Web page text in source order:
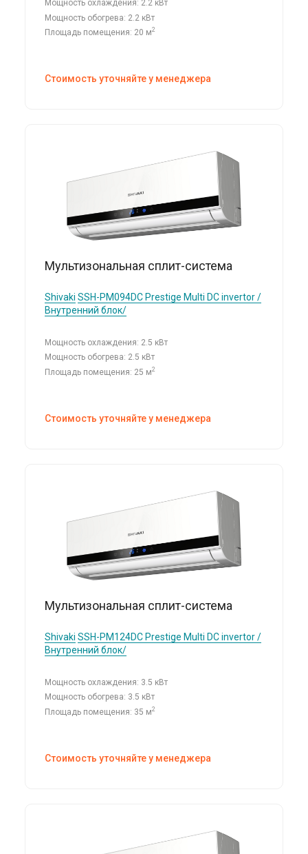
Мощность охлаждения: 2.2 кВт
Мощность обогрева: 2.2 кВт
Площадь помещения: 20 м2
Стоимость уточняйте у менеджера
Мультизональная сплит-система
Shivaki SSH-PM094DC Prestige Multi DC invertor /
Внутренний блок/
Мощность охлаждения: 2.5 кВт
Мощность обогрева: 2.5 кВт
Площадь помещения: 25 м2
Стоимость уточняйте у менеджера
Мультизональная сплит-система
Shivaki SSH-PM124DC Prestige Multi DC invertor /
Внутренний блок/
Мощность охлаждения: 3.5 кВт
Мощность обогрева: 3.5 кВт
Площадь помещения: 35 м2
Стоимость уточняйте у менеджера